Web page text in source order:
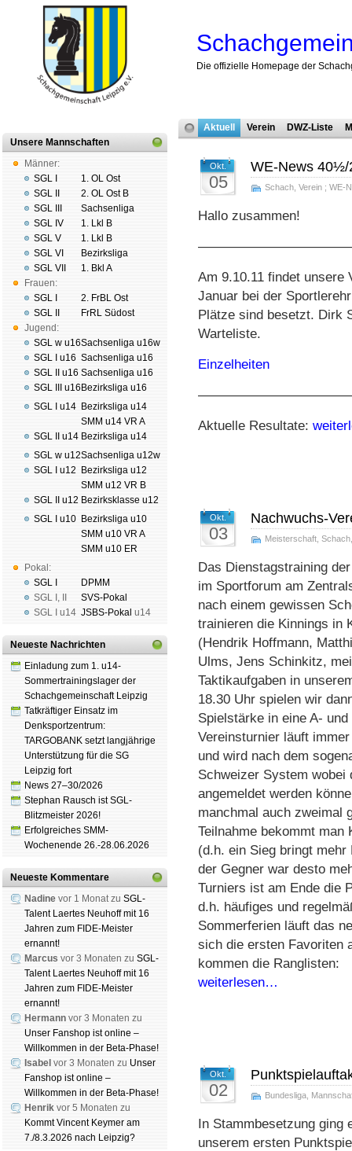
Die offizielle Homepage der
Unsere Mannschaften
Männer:
SGL I
SGL II
SGL III
SGL IV
SGL V
SGL VI
SGL VII
Frauen:
SGL I
SGL II
Jugend:
SGL w u16
SGL I u16
SGL II u16
SGL III u16
SGL I u14
SGL II u14
SGL w u12
SGL I u12
SGL II u12
SGL I u10
Pokal:
SGL I
SGL I ,
SGL I
u14
1. OL Ost
2. OL Ost B
Sachsenliga
1. Lkl B
1. Lkl B
Bezirksliga
1. Bkl A
2. FrBL Ost
FrRL Südost
Sachsenliga u16w
Sachsenliga u16
Sachsenliga u16
Bezirksliga u16
Bezirksliga u14
SMM u14 VR A
Bezirksliga u14
Sachsenliga u12w
Bezirksliga u12
SMM u12 VR B
Bezirksklasse u12
Bezirksliga u10
SMM u10 VR A
SMM u10 ER
DPMM
SVS-Pokal
JSBS-Pokal u14
Neueste Nachrichten
Einladung zum 1. u14-
Sommertrainingslager der
Schachgemeinschaft Leipzig
Tatkräftiger Einsatz im
Denksportzentrum:
TARGOBANK setzt langjährige
Unterstützung für die SG
Leipzig fort
News 27–30/2026
Stephan Rausch ist SGL-
Blitzmeister 2026!
Erfolgreiches SMM-
Wochenende 26.-28.06.2026
Neueste Kommentare
Nadine vor 1 Monat zu SGL-
Talent Laertes Neuhoff mit 16
Jahren zum FIDE-Meister
ernannt!
Marcus vor 3 Monaten zu SGL-
Talent Laertes Neuhoff mit 16
Jahren zum FIDE-Meister
ernannt!
Hermann vor 3 Monaten zu
Unser Fanshop ist online –
Willkommen in der Beta-Phase!
Isabel vor 3 Monaten zu Unser
Fanshop ist online –
Willkommen in der Beta-Phase!
Henrik vor 5 Monaten zu
Kommt Vincent Keymer am
7./8.3.2026 nach Leipzig?
Aktuell Verein DWZ-Liste
Okt.
05
WE-News 40½/
Schach Verein ; WE-
Hallo zusammen!
Am 9.10.11 findet unsere
Januar bei der
Plätze sind besetzt. Dirk
Warteliste.
Einzelheiten
Aktuelle Resultate:
Okt.
03
Nachwuchs-
Meisterschaft Schach
Das Dienstagstraining
im Sportforum am
nach einem gewissen
trainieren die Kinnings in
(Hendrik Hoffmann,
Ulms, Jens Schinkitz,
Taktikaufgaben in
18.30 Uhr spielen wir
Spielstärke in eine A-
Vereinsturnier läuft
und wird nach dem
Schweizer System wobei
angemeldet werden
manchmal auch zweimal
Teilnahme bekommt
(d.h. ein Sieg bringt
der Gegner war desto
Turniers ist am Ende die
d.h. häufiges und
Sommerferien läuft das
sich die ersten Favoriten
kommen die Ranglisten:
weiterlesen…
Okt.
02 Bundesliga
In Stammbesetzung ging
unserem ersten